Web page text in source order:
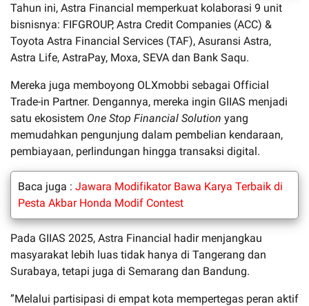
Tahun ini, Astra Financial memperkuat kolaborasi 9 unit
bisnisnya: FIFGROUP, Astra Credit Companies (ACC) &
Toyota Astra Financial Services (TAF), Asuransi Astra,
Astra Life, AstraPay, Moxa, SEVA dan Bank Saqu.
Mereka juga memboyong OLXmobbi sebagai Official
Trade-in Partner. Dengannya, mereka ingin GIIAS menjadi
satu ekosistem One Stop Financial Solution yang
memudahkan pengunjung dalam pembelian kendaraan,
pembiayaan, perlindungan hingga transaksi digital.
Baca juga : Jawara Modifikator Bawa Karya Terbaik di
Pesta Akbar Honda Modif Contest
Pada GIIAS 2025, Astra Financial hadir menjangkau
masyarakat lebih luas tidak hanya di Tangerang dan
Surabaya, tetapi juga di Semarang dan Bandung.
”Melalui partisipasi di empat kota mempertegas peran aktif